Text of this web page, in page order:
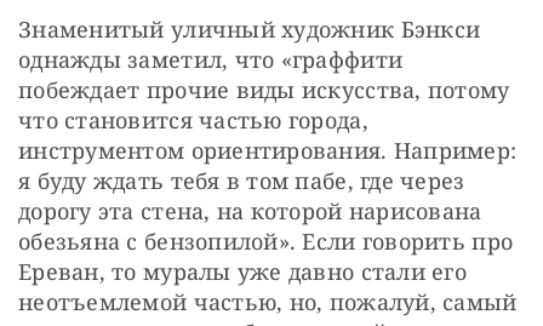
Знаменитый уличный художник Бэнкси
однажды заметил, что «граффити
побеждает прочие виды искусства, потому
что становится частью города,
инструментом ориентирования. Например:
я буду ждать тебя в том пабе, где через
дорогу эта стена, на которой нарисована
обезьяна с бензопилой». Если говорить про
Ереван, то муралы уже давно стали его
неотъемлемой частью, но, пожалуй, самый